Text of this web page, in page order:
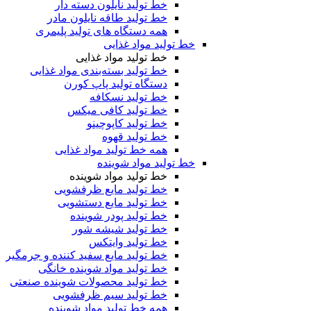
خط تولید نایلون دسته دار
خط تولید طاقه نایلون مادر
همه دستگاه های تولید پلیمری
خط تولید مواد غذایی
خط تولید مواد غذایی
خط تولید بسته‌بندی مواد غذایی
دستگاه تولید پاپ کورن
خط تولید نسکافه
خط تولید کافی میکس
خط تولید کاپوچینو
خط تولید قهوه
همه خط تولید مواد غذایی
خط تولید مواد شوینده
خط تولید مواد شوینده
خط تولید مایع ظرفشویی
خط تولید مایع دستشویی
خط تولید پودر شوینده
خط تولید شیشه شور
خط تولید وایتکس
خط تولید مایع سفید کننده و جرمگیر
خط تولید مواد شوینده خانگی
خط تولید محصولات شوینده صنعتی
خط تولید سیم ظرفشویی
همه خط تولید مواد شوینده